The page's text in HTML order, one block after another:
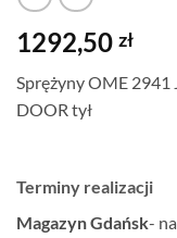
1292,50 zł
Sprężyny OME 2941
DOOR tył
Terminy realizacji
Magazyn Gdańsk-